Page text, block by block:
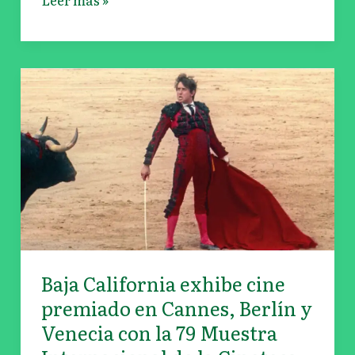
Baja California exhibe cine
premiado en Cannes, Berlín y
Venecia con la 79 Muestra
Baja
California
exhibe
cine
premiado
en
Cannes,
Berlín
y
con
la
79